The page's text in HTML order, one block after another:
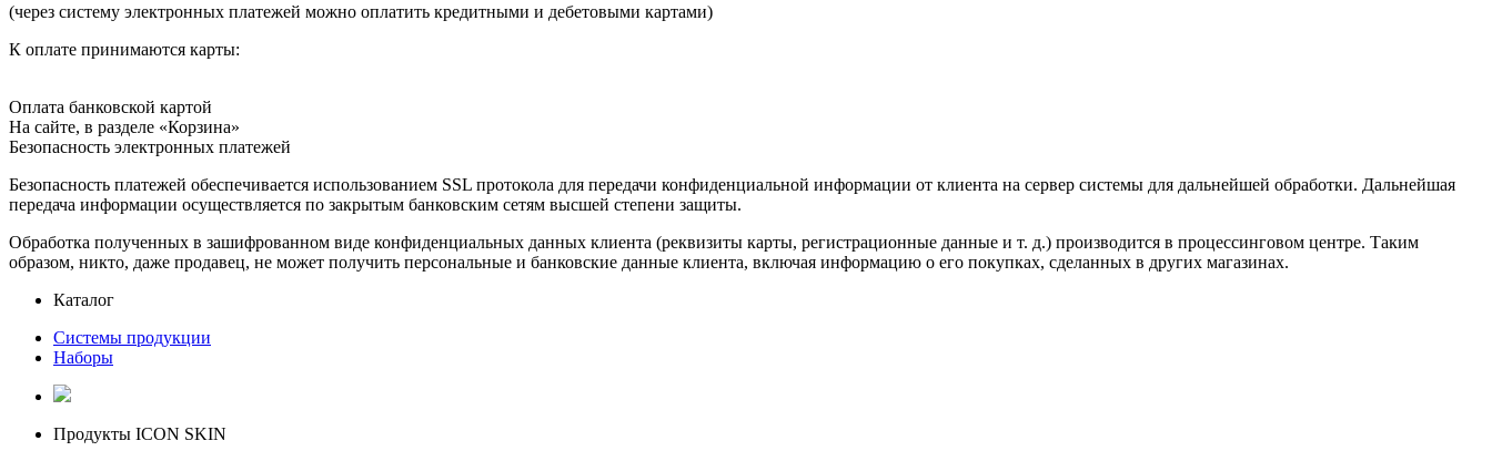
(через систему электронных платежей можно оплатить кредитными и дебетовыми картами)
К оплате принимаются карты:
Оплата банковской картой
На сайте, в разделе «Корзина»
Безопасность электронных платежей
Безопасность платежей обеспечивается использованием SSL протокола для передачи конфиденциальной информации от клиента на сервер системы для дальнейшей обработки. Дальнейшая
передача информации осуществляется по закрытым банковским сетям высшей степени защиты.
Обработка полученных в зашифрованном виде конфиденциальных данных клиента (реквизиты карты, регистрационные данные и т. д.) производится в процессинговом центре. Таким
образом, никто, даже продавец, не может получить персональные и банковские данные клиента, включая информацию о его покупках, сделанных в других магазинах.
Каталог
Системы продукции
Наборы
Продукты ICON SKIN